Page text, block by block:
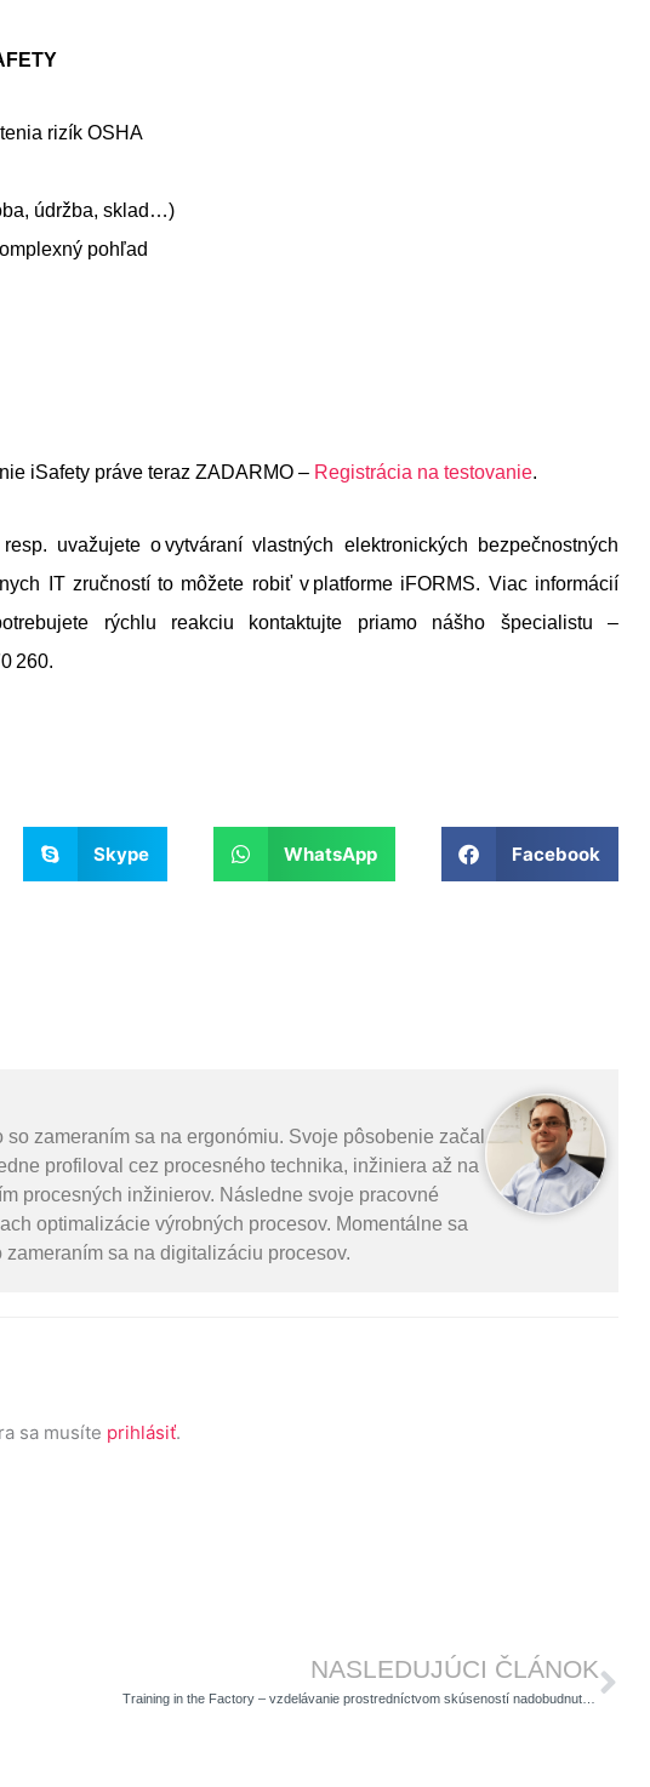
rizík OSHA
údržba, sklad…)
pohľad
iSafety práve teraz ZADARMO – Registrácia na testovanie.
uvažujete o vytváraní vlastných elektronických bezpečnostných
IT zručností to môžete robiť v platforme iFORMS. Viac informácií
rýchlu reakciu kontaktujte priamo nášho špecialistu –
260.
Skype WhatsApp Facebook
zameraním sa na ergonómiu. Svoje pôsobenie začal
profiloval cez procesného technika, inžiniera až na
procesných inžinierov. Následne svoje pracovné
optimalizácie výrobných procesov. Momentálne sa
sa na digitalizáciu procesov.
sa musíte prihlásiť.
NASLEDUJÚCI ČLÁNOK